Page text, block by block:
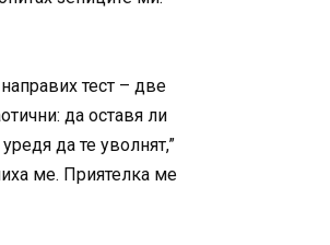
тест – две
да оставя ли
да те уволнят,”
ме. Приятелка ме